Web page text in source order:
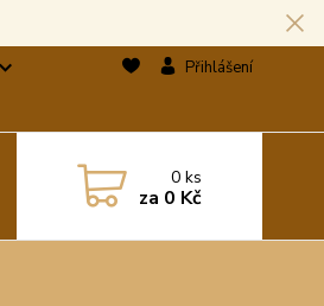
Přihlášení
0ks
za 0 Kč